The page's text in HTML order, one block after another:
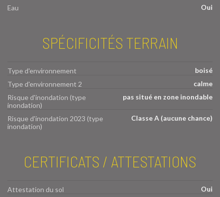
Eau
Oui
SPÉCIFICITÉS TERRAIN
Type d'environnement
boisé
Type d'environnement 2
calme
Risque d'inondation (type
inondation)
pas situé en zone inondable
Risque d'inondation 2023 (type
inondation)
Classe A (aucune chance)
CERTIFICATS / ATTESTATIONS
Attestation du sol
Oui